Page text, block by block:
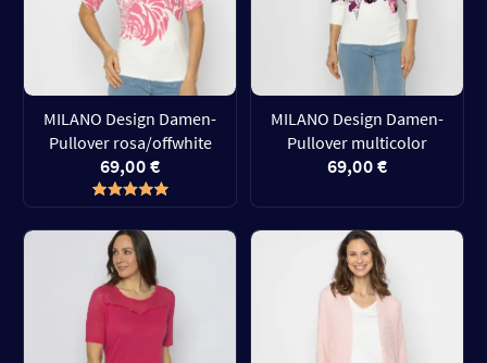
MILANO Design Damen-
Pullover rosa/offwhite
69,00 €
MILANO Design Damen-
Pullover multicolor
69,00 €